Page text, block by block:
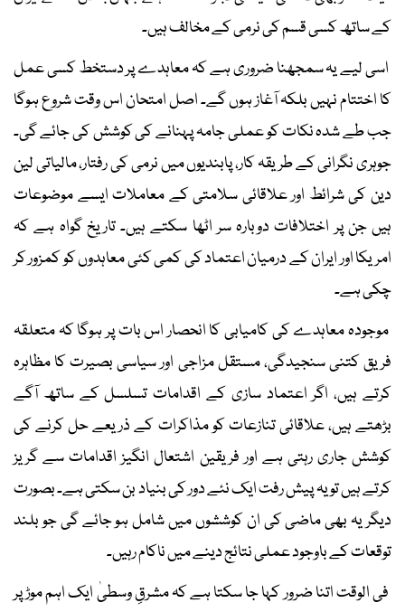
کے ساتھ کسی قسم کی نرمی کے مخالف ہیں۔
اسی لیے یہ سمجھنا ضروری ہے کہ معاہدے پر دستخط کسی عمل
کا اختتام نہیں بلکہ آغاز ہوں گے۔ اصل امتحان اس وقت شروع ہوگا
جب طے شدہ نکات کو عملی جامہ پہنانے کی کوشش کی جائے گی۔
جوہری نگرانی کے طریقہ کار، پابندیوں میں نرمی کی رفتار، مالیاتی لین
دین کی شرائط اور علاقائی سلامتی کے معاملات ایسے موضوعات
ہیں جن پر اختلافات دوبارہ سر اٹھا سکتے ہیں۔ تاریخ گواہ ہے کہ
امریکا اور ایران کے درمیان اعتماد کی کمی کئی معاہدوں کو کمزور کر
چکی ہے۔
موجودہ معاہدے کی کامیابی کا انحصار اس بات پر ہوگا کہ متعلقہ
فریق کتنی سنجیدگی، مستقل مزاجی اور سیاسی بصیرت کا مظاہرہ
کرتے ہیں، اگر اعتماد سازی کے اقدامات تسلسل کے ساتھ آگے
بڑھتے ہیں، علاقائی تنازعات کو مذاکرات کے ذریعے حل کرنے کی
کوشش جاری رہتی ہے اور فریقین اشتعال انگیز اقدامات سے گریز
کرتے ہیں تو یہ پیش رفت ایک نئے دور کی بنیاد بن سکتی ہے۔ بصورت
دیگر یہ بھی ماضی کی ان کوششوں میں شامل ہو جائے گی جو بلند
توقعات کے باوجود عملی نتائج دینے میں ناکام رہیں۔
فی الوقت اتنا ضرور کہا جا سکتا ہے کہ مشرقِ وسطیٰ ایک اہم موڑ پر